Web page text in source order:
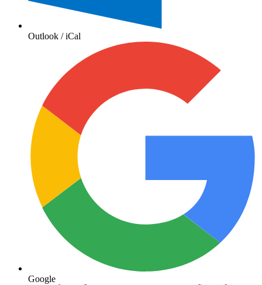
Outlook / iCal
Google